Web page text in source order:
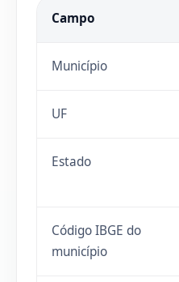
Campo
Município
UF
Estado
Código IBGE do
município